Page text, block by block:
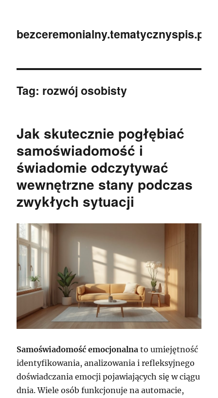
bezceremonialny.tematycznyspis.pl
Tag: rozwój osobisty
Jak skutecznie pogłębiać
samoświadomość i
świadomie odczytywać
wewnętrzne stany podczas
zwykłych sytuacji
Samoświadomość emocjonalna to umiejętność
identyfikowania, analizowania i refleksyjnego
doświadczania emocji pojawiających się w ciągu
dnia. Wiele osób funkcjonuje na automacie,